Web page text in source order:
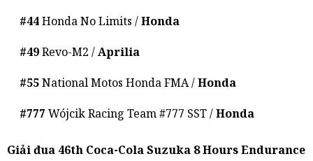
#44Honda No Limits /Honda
#49Revo-M2 /Aprilia
#55National Motos Honda FMA /Honda
#777 Wójcik Racing Team #777 SST /Honda
Giải đua 46th Coca-Cola Suzuka 8 Hours Endurance